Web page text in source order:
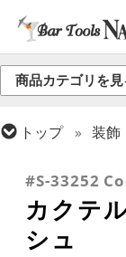
商品カテゴリを見
トップ 装飾
#S-33252
カクテ
シュ